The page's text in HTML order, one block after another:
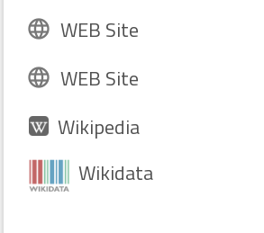
language WEB Site
language WEB Site
Wikipedia
Wikidata